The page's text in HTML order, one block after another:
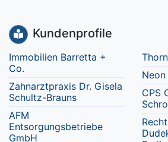
Kundenprofile
Immobilien Barretta +
Co.
Zahnarztpraxis Dr. Gisela
Schultz-Brauns
AFM
Entsorgungsbetriebe
GmbH
Thorn
CPS